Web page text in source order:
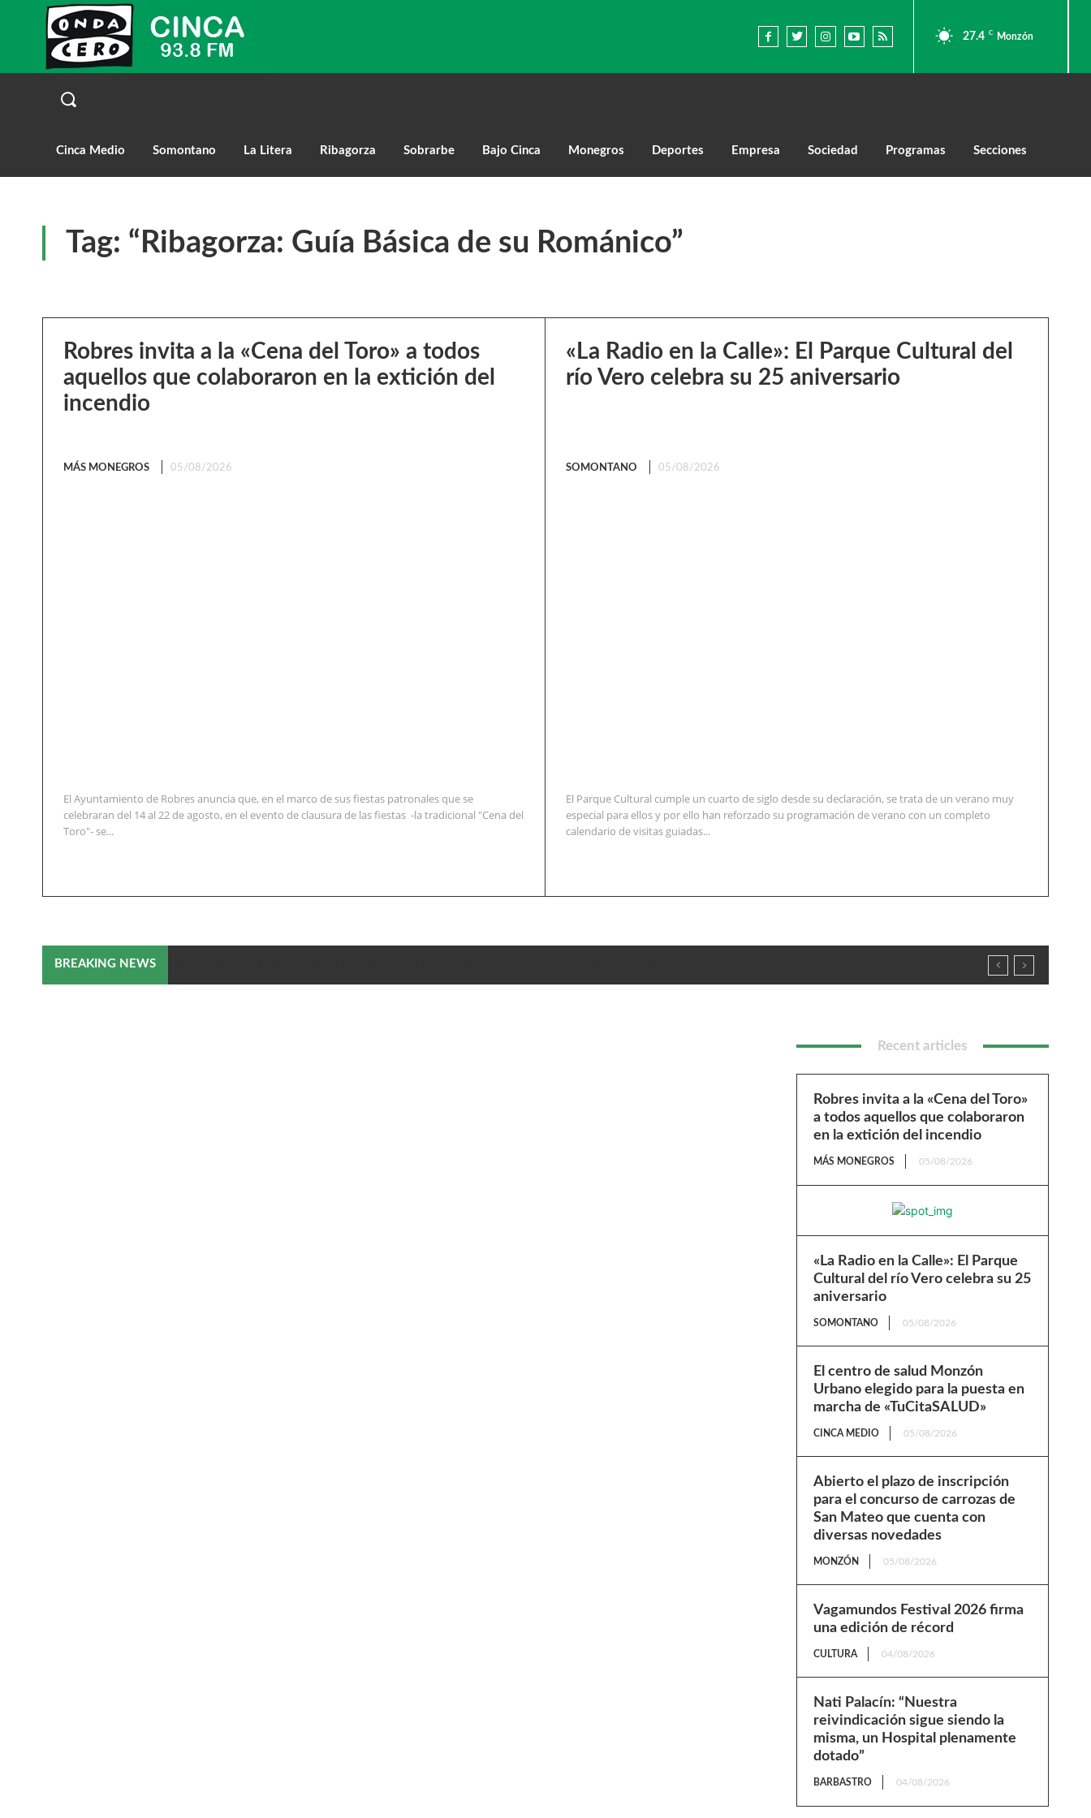
27.4 C Monzón
Cinca Medio Somontano La Litera Ribagorza Sobrarbe Bajo Cinca Monegros Deportes Empresa Sociedad Programas Secciones
Tag: “Ribagorza: Guía Básica de su Románico”
Robres invita a la «Cena del Toro» a todos
aquellos que colaboraron en la extición del
incendio
MÁS MONEGROS 05/08/2026
El Ayuntamiento de Robres anuncia que, en el marco de sus fiestas patronales que se
celebraran del 14 al 22 de agosto, en el evento de clausura de las fiestas -la tradicional "Cena del
Toro"- se...
«La Radio en la Calle»: El Parque Cultural del
río Vero celebra su 25 aniversario
SOMONTANO 05/08/2026
El Parque Cultural cumple un cuarto de siglo desde su declaración, se trata de un verano muy
especial para ellos y por ello han reforzado su programación de verano con un completo
calendario de visitas guiadas...
BREAKING NEWS
Recent articles
Robres invita a la «Cena del Toro»
a todos aquellos que colaboraron
en la extición del incendio
MÁS MONEGROS 05/08/2026
«La Radio en la Calle»: El Parque
Cultural del río Vero celebra su 25
aniversario
SOMONTANO 05/08/2026
El centro de salud Monzón
Urbano elegido para la puesta en
marcha de «TuCitaSALUD»
CINCA MEDIO 05/08/2026
Abierto el plazo de inscripción
para el concurso de carrozas de
San Mateo que cuenta con
diversas novedades
MONZÓN 05/08/2026
Vagamundos Festival 2026 firma
una edición de récord
CULTURA 04/08/2026
Nati Palacín: “Nuestra
reivindicación sigue siendo la
misma, un Hospital plenamente
dotado”
BARBASTRO 04/08/2026